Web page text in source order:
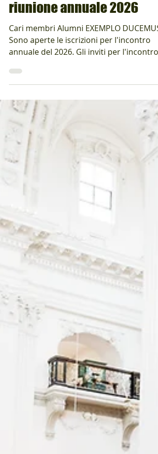
Iscrizione online alla
riunione annuale 2026
Cari membri Alumni EXEMPLO DUCEMUS!
annuale del 2026. Gli inviti per l'incontro
di quest'anno a COLOMBIER sono stati
inviati (via e-mail). Iscriviti subito e
assicurati un posto! Non vediamo l'ora di
rivederti il 26 settembre e ti auguriamo
ogni bene fino ad allora. Termine ultimo
per le iscrizioni: domenica 6 settembre
2026. Puoi iscriverti all'indirizzo:
Riceverai i dati di accesso via e-mail, tr